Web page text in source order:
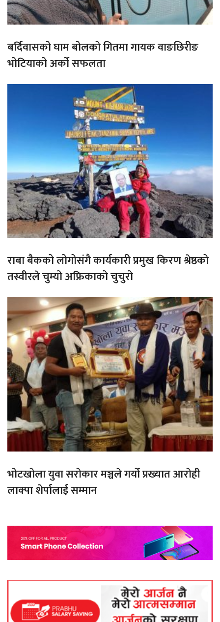
बर्दिवासको घाम बोलको गितमा गायक वाङछिरीङ
भोटियाको अर्को सफलता
राबा बैकको लोगोसंगै कार्यकारी प्रमुख किरण श्रेष्ठको
तस्वीरले चुम्यो अफ्रिकाको चुचुरो
भोटखोला युवा सरोकार मञ्चले गर्यो प्रख्यात आरोही
लाक्पा शेर्पालाई सम्मान